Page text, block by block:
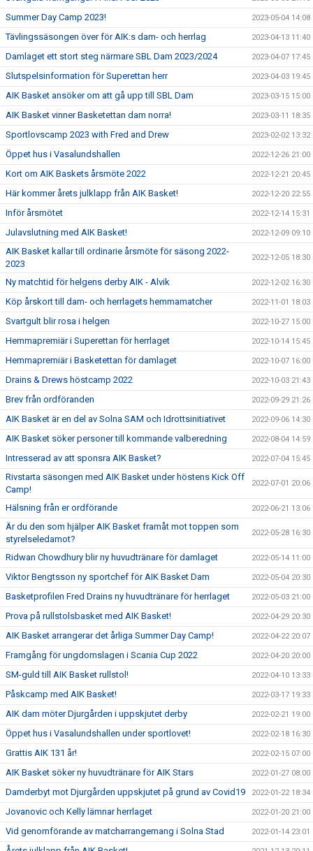
Summer Day Camp 2023! 2023-05-04 14:08
Tävlingssäsongen över för AIK:s dam- och herrlag 2023-04-13 11:40
Damlaget ett stort steg närmare SBL Dam 2023/2024 2023-04-07 17:45
Slutspelsinformation för Superettan herr 2023-04-03 19:45
AIK Basket ansöker om att gå upp till SBL Dam 2023-03-15 15:00
AIK Basket vinner Basketettan dam norra! 2023-03-11 18:35
Sportlovscamp 2023 with Fred and Drew 2023-02-02 13:32
Öppet hus i Vasalundshallen 2022-12-26 21:00
Kort om AIK Baskets årsmöte 2022 2022-12-21 20:45
Här kommer årets julklapp från AIK Basket! 2022-12-20 22:55
Inför årsmötet 2022-12-14 15:31
Julavslutning med AIK Basket! 2022-12-09 09:10
AIK Basket kallar till ordinarie årsmöte för säsong 2022-
2023
2022-12-05 18:30
Ny matchtid för helgens derby AIK - Alvik 2022-12-02 16:30
Köp årskort till dam- och herrlagets hemmamatcher 2022-11-01 18:03
Svartgult blir rosa i helgen 2022-10-27 15:00
Hemmapremiär i Superettan för herrlaget 2022-10-14 15:45
Hemmapremiär i Basketettan för damlaget 2022-10-07 16:00
Drains & Drews höstcamp 2022 2022-10-03 21:43
Brev från ordföranden 2022-09-29 21:26
AIK Basket är en del av Solna SAM och Idrottsinitiativet 2022-09-06 14:30
AIK Basket söker personer till kommande valberedning 2022-08-04 14:59
Intresserad av att sponsra AIK Basket? 2022-07-04 15:45
Rivstarta säsongen med AIK Basket under höstens Kick Off
Camp!
2022-07-01 20:06
Hälsning från er ordförande 2022-06-21 13:06
Är du den som hjälper AIK Basket framåt mot toppen som
styrelseledamot?
2022-05-28 16:30
Ridwan Chowdhury blir ny huvudtränare för damlaget 2022-05-14 11:00
Viktor Bengtsson ny sportchef för AIK Basket Dam 2022-05-04 20:30
Basketprofilen Fred Drains ny huvudtränare för herrlaget 2022-05-03 21:00
Prova på rullstolsbasket med AIK Basket! 2022-04-29 20:30
AIK Basket arrangerar det årliga Summer Day Camp! 2022-04-22 20:07
Framgång för ungdomslagen i Scania Cup 2022 2022-04-20 20:00
SM-guld till AIK Basket rullstol! 2022-04-10 13:33
Påskcamp med AIK Basket! 2022-03-17 19:33
AIK dam möter Djurgården i uppskjutet derby 2022-02-21 19:00
Öppet hus i Vasalundshallen under sportlovet! 2022-02-18 16:30
Grattis AIK 131 år! 2022-02-15 07:00
AIK Basket söker ny huvudtränare för AIK Stars 2022-01-27 08:00
Damderbyt mot Djurgården uppskjutet på grund av Covid19 2022-01-22 18:34
Jovanovic och Kelly lämnar herrlaget 2022-01-20 21:00
Vid genomförande av matcharrangemang i Solna Stad 2022-01-14 23:01